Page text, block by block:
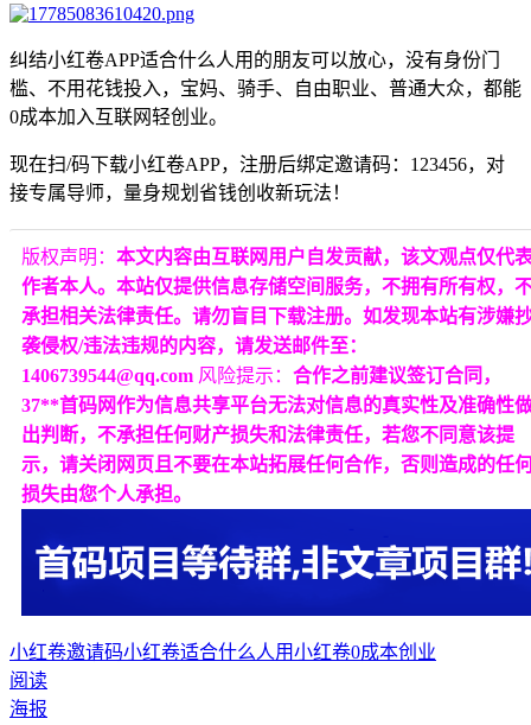
纠结小红卷APP适合什么人用的朋友可以放心，没有身份门
槛、不用花钱投入，宝妈、骑手、自由职业、普通大众，都能
0成本加入互联网轻创业。
现在扫/码下载小红卷APP，注册后绑定邀请码：123456，对
接专属导师，量身规划省钱创收新玩法！
版权声明： 本文内容由互联网用户自发贡献，该文观点仅代
作者本人。本站仅提供信息存储空间服务，不拥有所有权，
承担相关法律责任。请勿盲目下载注册。如发现本站有涉嫌
袭侵权/违法违规的内容，请发送邮件至：
1406739544@qq.com 风险提示： 合作之前建议签订合同，
37**首码网作为信息共享平台无法对信息的真实性及准确性
出判断，不承担任何财产损失和法律责任，若您不同意该提
示，请关闭网页且不要在本站拓展任何合作，否则造成的任
损失由您个人承担。
小红卷邀请码小红卷适合什么人用小红卷0成本创业
阅读
海报